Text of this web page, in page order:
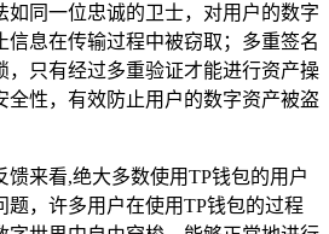
如同一位忠诚的卫士，对用户的数字
信息在传输过程中被窃取；多重签名
，只有经过多重验证才能进行资产操
全性，有效防止用户的数字资产被盗
馈来看,绝大多数使用TP钱包的用户
题，许多用户在使用TP钱包的过程